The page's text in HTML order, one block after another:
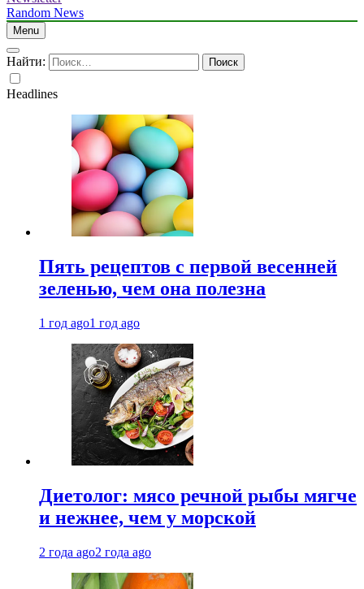
Random News
Menu
Найти:
Headlines
Пять рецептов с первой весенней
зеленью, чем она полезна
1 год ago1 год ago
Диетолог: мясо речной рыбы мягче
и нежнее, чем у морской
2 года ago2 года ago